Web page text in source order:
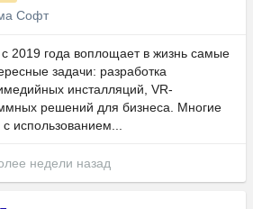
Софт
2019 года воплощает в жизнь самые
задачи: разработка
инсталляций, VR-
решений для бизнеса. Многие
использованием...
недели назад